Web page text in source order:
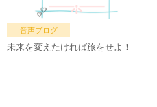
音声ブログ
未来を変えたければ旅をせよ！